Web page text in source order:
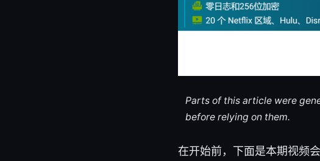
Parts of this article were
before relying on them.
在开始前，下面是本期视频